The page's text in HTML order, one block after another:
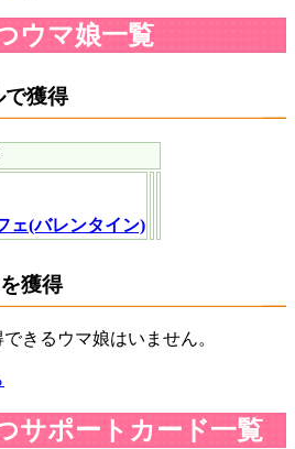
ウマ娘一覧
で獲得
ェ(バレンタイン)
獲得
きるウマ娘はいません。
サポートカード一覧